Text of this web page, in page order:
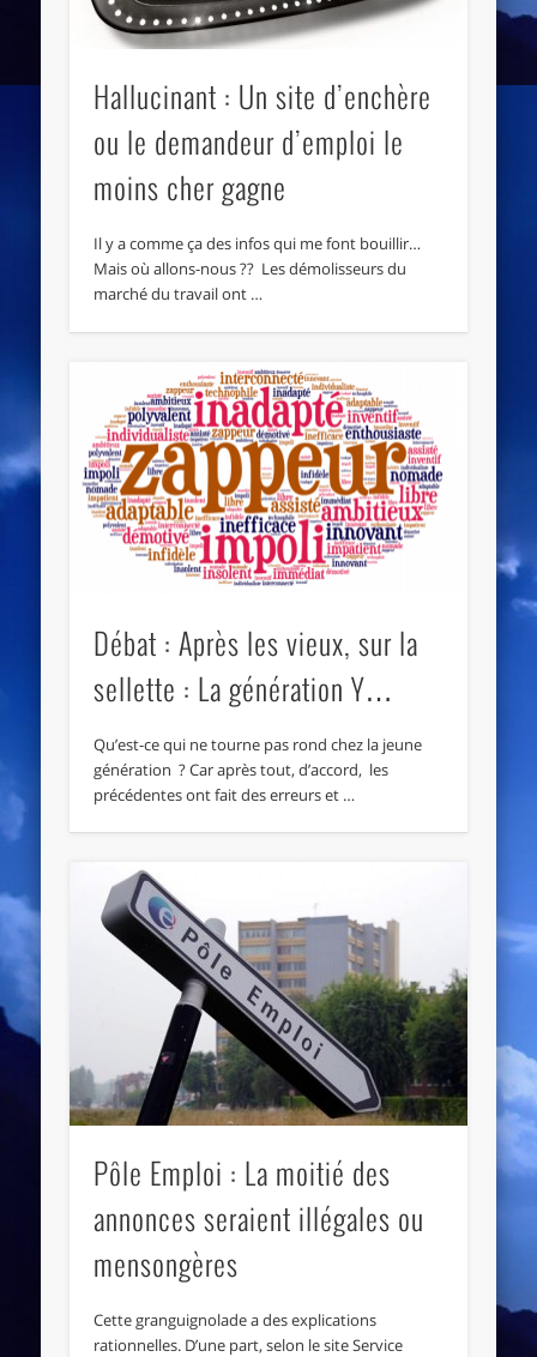
Hallucinant : Un site d’enchère
ou le demandeur d’emploi le
moins cher gagne
Il y a comme ça des infos qui me font bouillir…
Mais où allons-nous ?? Les démolisseurs du
marché du travail ont …
Débat : Après les vieux, sur la
sellette : La génération Y…
Qu’est-ce qui ne tourne pas rond chez la jeune
génération ? Car après tout, d’accord, les
précédentes ont fait des erreurs et …
Pôle Emploi : La moitié des
annonces seraient illégales ou
mensongères
Cette granguignolade a des explications
rationnelles. D’une part, selon le site Service